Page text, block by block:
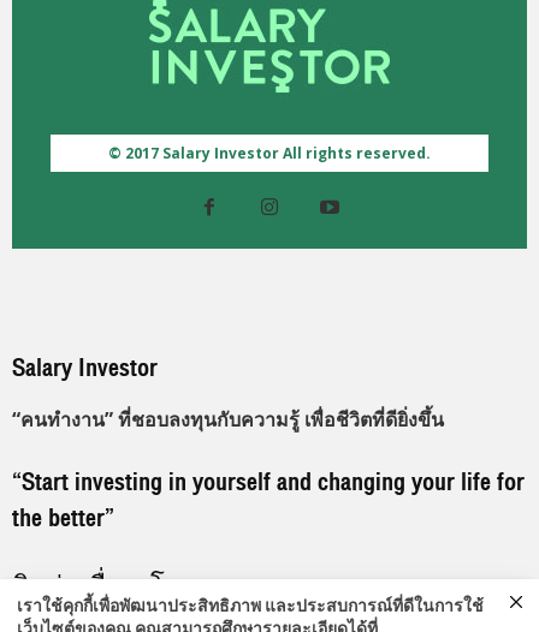
© 2017 Salary Investor All rights reserved.
Salary Investor
“คนทำงาน” ที่ชอบลงทุนกับความรู้ เพื่อชีวิตที่ดียิ่งขึ้น
“Start investing in yourself and changing your life for
the better”
ติดต่อเพื่อลงโฆษณา
เราใช้คุกกี้เพื่อพัฒนาประสิทธิภาพ และประสบการณ์ที่ดีในการใช้